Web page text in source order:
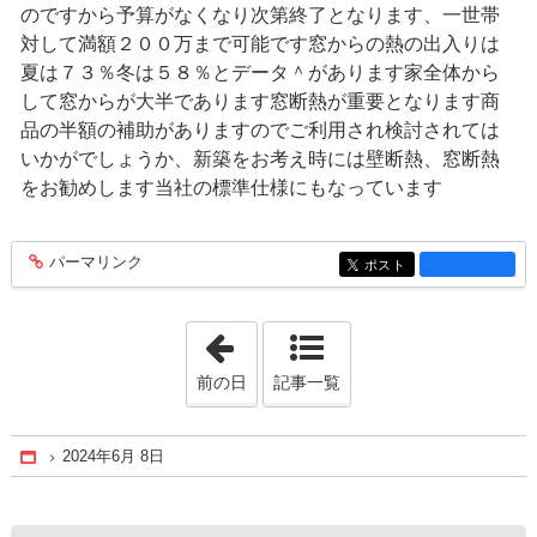
のですから予算がなくなり次第終了となります、一世帯
対して満額２００万まで可能です窓からの熱の出入りは
夏は７３％冬は５８％とデータ＾があります家全体から
して窓からが大半であります窓断熱が重要となります商
品の半額の補助がありますのでご利用され検討されては
いかがでしょうか、新築をお考え時には壁断熱、窓断熱
をお勧めします当社の標準仕様にもなっています
entry166
パーマリンク entry166
ポスト
「2021年3月23日」
前の日 記事一覧
Home
2024年6月 8日